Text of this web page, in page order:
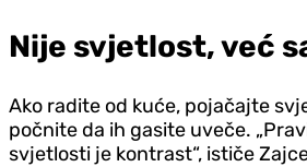
Nije svjetlost, već
Ako radite od kuće, pojačajte
počnite da ih gasite uveče.
svjetlosti je kontrast“, ističe